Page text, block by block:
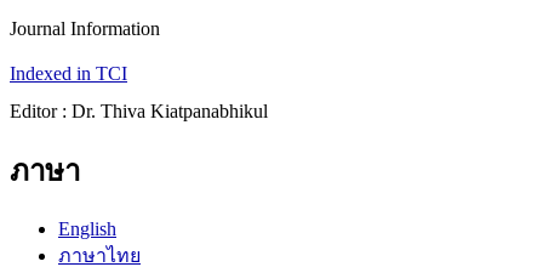
Journal Information
Indexed in TCI
Editor : Dr. Thiva Kiatpanabhikul
ภาษา
English
ภาษาไทย